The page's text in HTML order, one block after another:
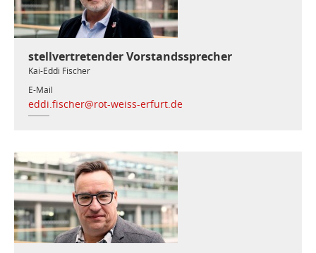
stellvertretender Vorstandssprecher
Kai-Eddi Fischer
E-Mail
eddi.fischer@rot-weiss-erfurt.de